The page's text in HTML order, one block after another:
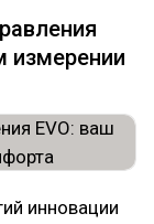
измерении
инновации